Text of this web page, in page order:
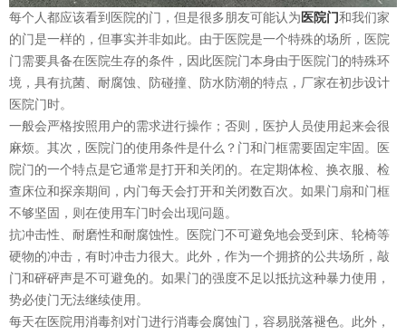
每个人都应该看到医院的门，但是很多朋友可能认为 医院门和我们家
的门是一样的，但事实并非如此。由于医院是一个特殊的场所，医院
门需要具备在医院生存的条件，因此医院门本身由于医院门的特殊环
境，具有抗菌、耐腐蚀、防碰撞、防水防潮的特点，厂家在初步设计
医院门时。
一般会严格按照用户的需求进行操作；否则，医护人员使用起来会很
麻烦。其次，医院门的使用条件是什么？门和门框需要固定牢固。医
院门的一个特点是它通常是打开和关闭的。在定期体检、换衣服、检
查床位和探亲期间，内门每天会打开和关闭数百次。如果门扇和门框
不够坚固，则在使用车门时会出现问题。
抗冲击性、耐磨性和耐腐蚀性。医院门不可避免地会受到床、轮椅等
硬物的冲击，有时冲击力很大。此外，作为一个拥挤的公共场所，敲
门和砰砰声是不可避免的。如果门的强度不足以抵抗这种暴力使用，
势必使门无法继续使用。
每天在医院用消毒剂对门进行消毒会腐蚀门，容易脱落褪色。此外，